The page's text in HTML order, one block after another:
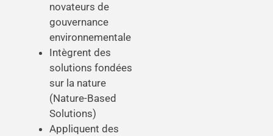
novateurs de
gouvernance
environnementale
Intègrent des
solutions fondées
sur la nature
(Nature-Based
Solutions)
Appliquent des